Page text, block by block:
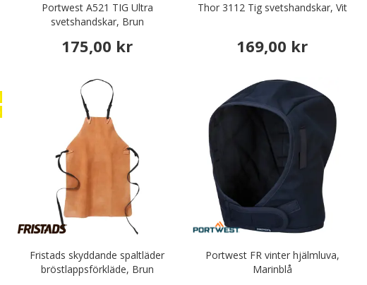
Portwest A521 TIG Ultra
svetshandskar, Brun
175,00 kr
Thor 3112 Tig svetshandskar, Vit
169,00 kr
Fristads skyddande spaltläder
bröstlappsförkläde, Brun
Portwest FR vinter hjälmluva,
Marinblå